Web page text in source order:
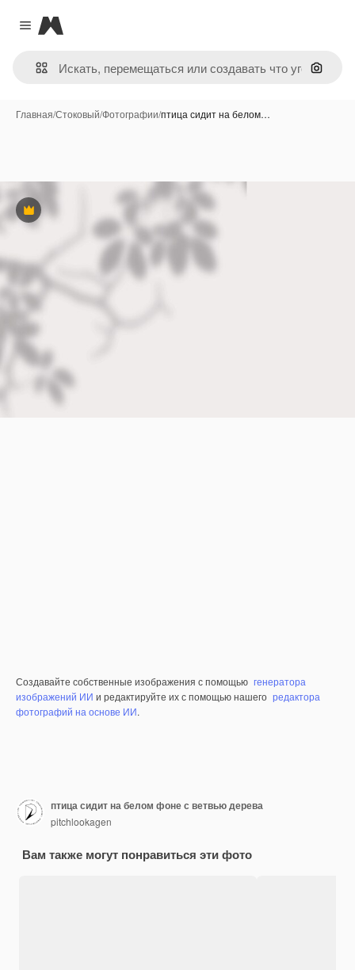
Close menu
Magnific
Поиск
Главная/Стоковый/Фотографии/птица сидит на белом…
Премиум
Создавайте собственные изображения с помощью генератора
изображений ИИ и редактируйте их с помощью нашего редактора
фотографий на основе ИИ.
птица сидит на белом фоне с ветвью дерева
pitchlookagen
Вам также могут понравиться эти фото